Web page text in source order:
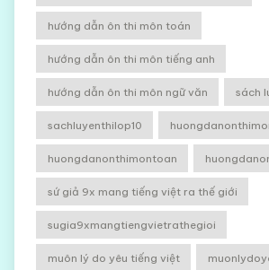
hướng dẫn ôn thi môn toán
hướng dẫn ôn thi môn tiếng anh
hướng dẫn ôn thi môn ngữ văn sách
sachluyenthilop10
huongdanonthimontoan
sứ giả 9x mang tiếng việt ra thế giới
sugia9xmangtiengvietrathegioi
muôn lý do yêu tiếng việt